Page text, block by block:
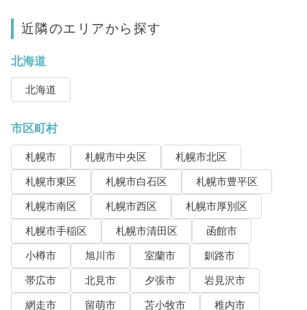
近隣のエリアから探す
北海道
北海道
市区町村
札幌市 札幌市中央区
札幌市北区
札幌市東区
札幌市白石区
札幌市豊平区
札幌市南区
札幌市西区
札幌市厚別区
札幌市手稲区
札幌市清田区
函館市
小樽市
旭川市 室蘭市
釧路市
帯広市
北見市 夕張市
岩見沢市
網走市
留萌市 苫小牧市 稚内市